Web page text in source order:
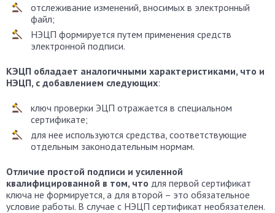
отслеживание изменений, вносимых в электронный
файл;
НЭЦП формируется путем применения средств
электронной подписи.
КЭЦП обладает аналогичными характеристиками, что и
НЭЦП, с добавлением следующих:
ключ проверки ЭЦП отражается в специальном
сертификате;
для нее используются средства, соответствующие
отдельным законодательным нормам.
Отличие простой подписи и усиленной
квалифицированной в том, что для первой сертификат
ключа не формируется, а для второй – это обязательное
условие работы. В случае с НЭЦП сертификат необязателен.